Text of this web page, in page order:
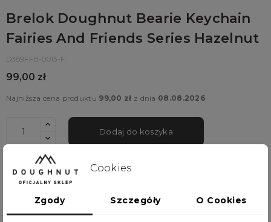
Brelok Doughnut Bearie Keychain
Fairies And Friends Series Hazelnut
D389FFB-0013-F
99,00 zł
Najniższa cena produktu 99,00 zł z dnia 08.08.2026
Dodaj do koszyka
Keychain "Bearie" z serii Fairies and Friends to
uroczy breloczek, który przenosi cię do
magicznego lasu pełnego bajkowych stworzeń.
Cookies
Zgody Szczegóły O Cookies